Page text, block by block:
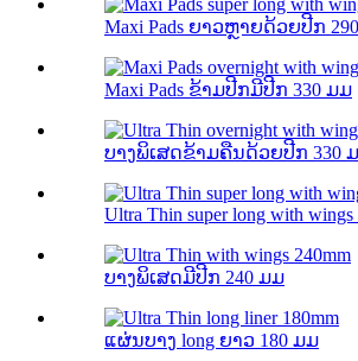
Maxi Pads ຍາວຫຼາຍດ້ວຍປີກ
Maxi Pads ຂ້າມປີກມີປີກ 330 ມມ
ບາງພິເສດຂ້າມຄືນດ້ວຍປີກ 330
Ultra Thin super long with wings
ບາງພິເສດມີປີກ 240 ມມ
ແຜ່ນບາງ long ຍາວ 180 ມມ